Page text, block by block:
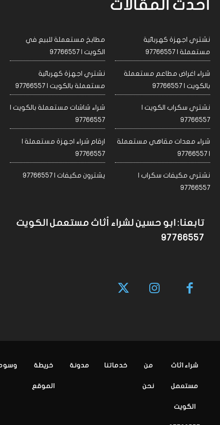
احدث المقالات
نشتري اجهزة كهربائية
مستعملة | 97766557
مطابخ مستعملة للبيع في
الكويت | 97766557
شراء اغراض مطاعم مستعملة
بالكويت | 97766557
نشتري اجهزة كهربائية
مستعملة بالكويت | 97766557
نشتري سكراب الكويت |
97766557
شراء شاشات مستعملة بالكويت |
97766557
شراء معدات مقاهي مستعملة
| 97766557
ارقام شراء اجهزة مستعملة |
97766557
نشتري مكيفات سكراب |
97766557
يشترون مكيفات | 97766557
تابعنا: ابو حسين لشراء أثاث مستعمل الكويت
97766557
شراء اثاث
مستعمل
الكويت
من
نحن
خدماتنا مدونة خريطة
الموقع